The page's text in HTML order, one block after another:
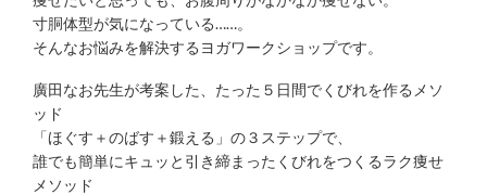
寸胴体型が気になっている……。
そんなお悩みを解決するヨガワークショップです。
廣田なお先生が考案した、たった５日間でくびれを作るメソ
ッド
「ほぐす＋のばす＋鍛える」の３ステップで、
誰でも簡単にキュッと引き締まったくびれをつくるラク痩せ
メソッド